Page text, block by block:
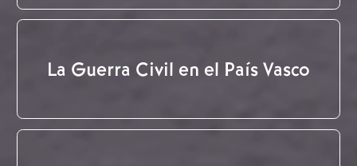
La Guerra Civil en el País Vasco